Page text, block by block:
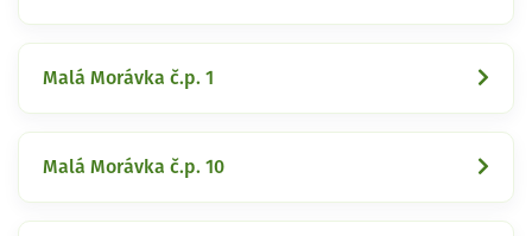
Malá Morávka č.p. 1
Malá Morávka č.p. 10